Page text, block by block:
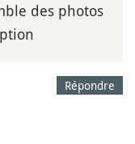
des photos
Répondre